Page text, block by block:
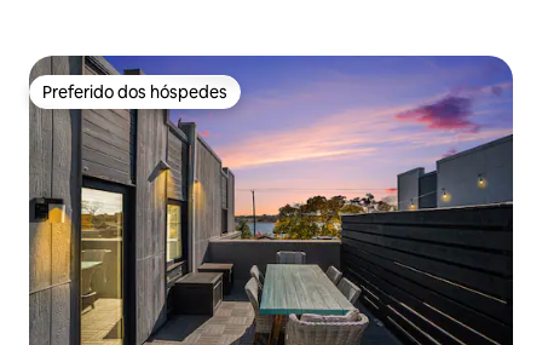
Preferido dos hóspedes
Preferido dos hóspedes